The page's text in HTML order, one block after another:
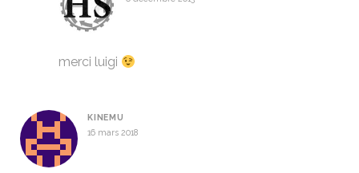
merci luigi
KINEMU
16 mars 2018